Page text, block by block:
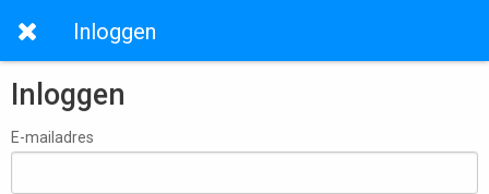
Inloggen
Inloggen
E-mailadres